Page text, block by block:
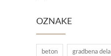
OZNAKE
beton gradbena dela